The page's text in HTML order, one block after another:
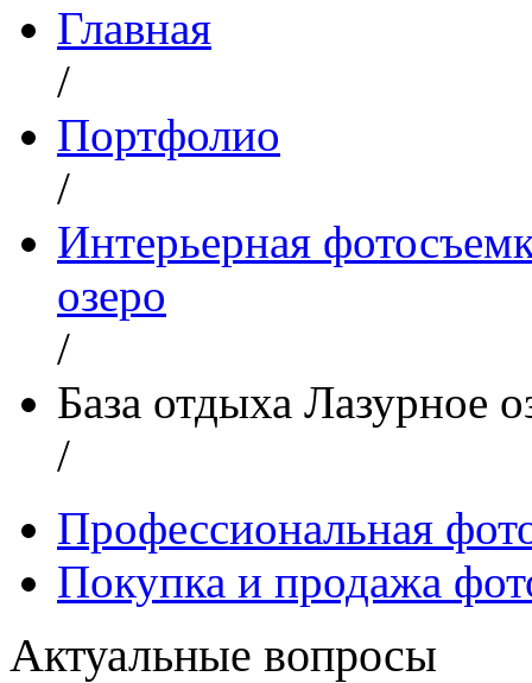
Главная
/
Портфолио
/
Интерьерная
озеро
/
База отдыха Лазурное
/
Профессиональная
Покупка и продажа
Актуальные вопросы